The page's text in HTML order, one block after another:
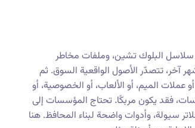
البلوك تشين، وملفات مخاطر
آخر، تتصدّر الأصول الواقعية السوق. ثم
عملات الميم، أو الألعاب، أو الخصوصية، أو
فقد يكون مربكًا. تحتاج المؤسسات إلى
سيولة، وأدوات واضحة لبناء المحافظ. هنا